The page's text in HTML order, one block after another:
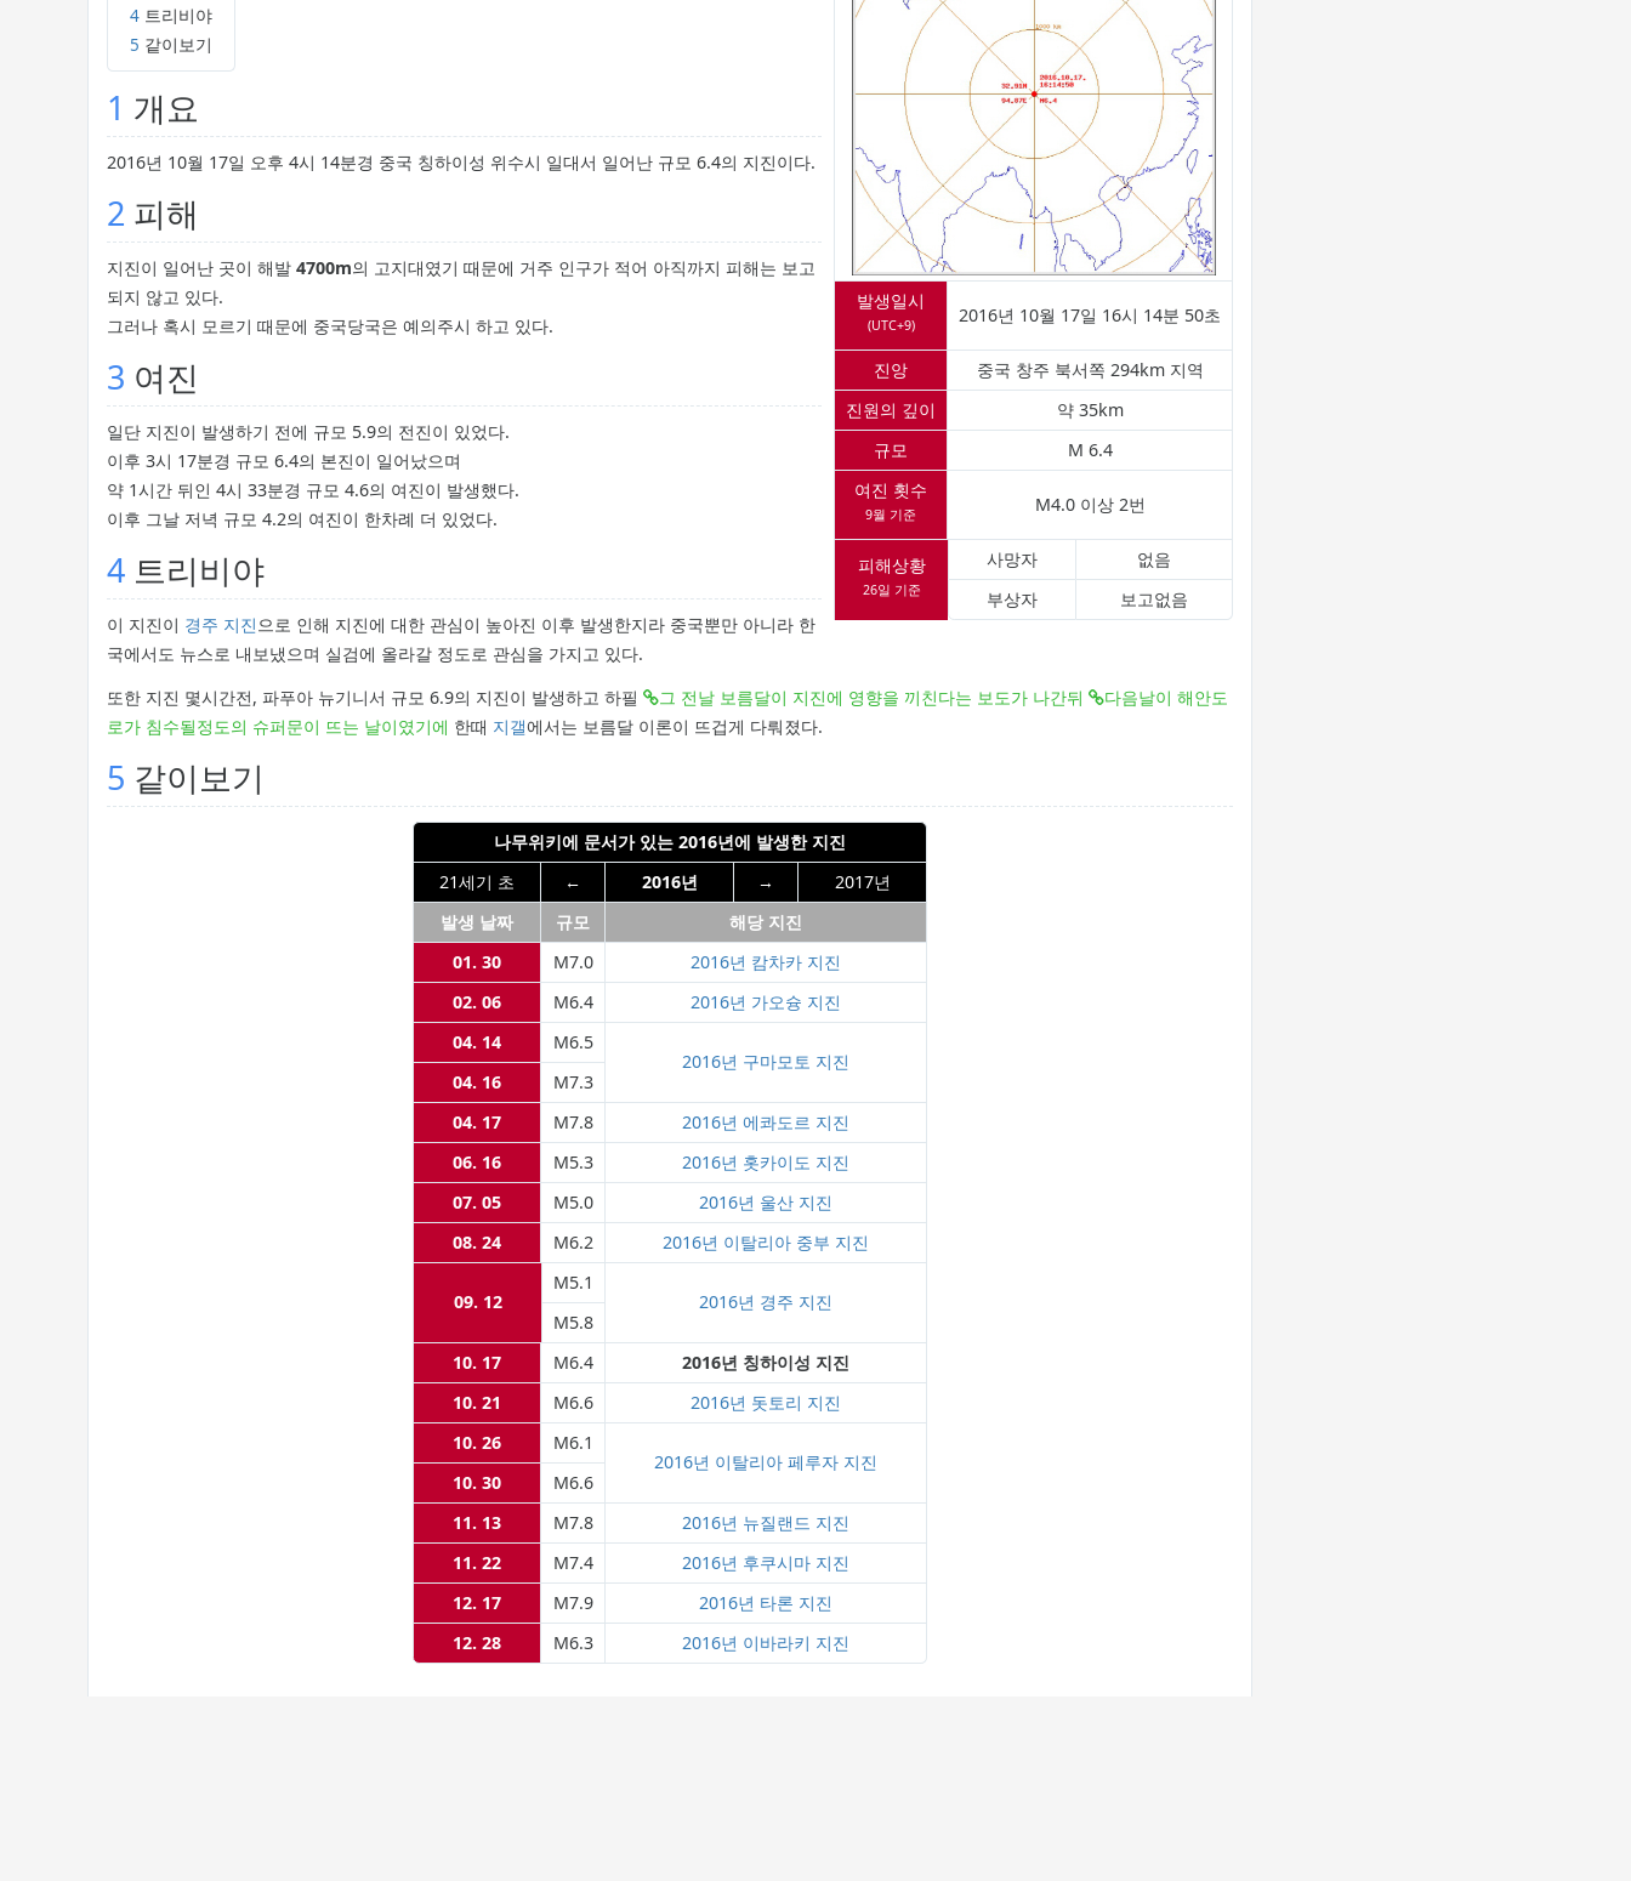
발생일시
(UTC+9) 2016년 10월 17일 16시 14분 50초
진앙
중국 창주 북서쪽 294km 지역
진원의 깊이
약 35km
규모
M 6.4
여진 횟수
9월 기준 M4.0 이상 2번
피해상황
26일 기준
사망자
없음
부상자
보고없음
4 트리비야
5 같이보기
1 개요
2016년 10월 17일 오후 4시 14분경 중국 칭하이성 위수시 일대서 일어난 규모 6.4의 지진이다.
2 피해
지진이 일어난 곳이 해발 4700m의 고지대였기 때문에 거주 인구가 적어 아직까지 피해는 보고
되지 않고 있다.
그러나 혹시 모르기 때문에 중국당국은 예의주시 하고 있다.
3 여진
일단 지진이 발생하기 전에 규모 5.9의 전진이 있었다.
이후 3시 17분경 규모 6.4의 본진이 일어났으며
약 1시간 뒤인 4시 33분경 규모 4.6의 여진이 발생했다.
이후 그날 저녁 규모 4.2의 여진이 한차례 더 있었다.
4 트리비야
이 지진이 경주 지진으로 인해 지진에 대한 관심이 높아진 이후 발생한지라 중국뿐만 아니라 한
국에서도 뉴스로 내보냈으며 실검에 올라갈 정도로 관심을 가지고 있다.
또한 지진 몇시간전, 파푸아 뉴기니서 규모 6.9의 지진이 발생하고 하필
그 전날 보름달이 지진에 영향을 끼친다는 보도가 나간뒤
다음날이 해안도
로가 침수될정도의 슈퍼문이 뜨는 날이였기에 한때 지갤에서는 보름달 이론이 뜨겁게 다뤄졌다.
5 같이보기
나무위키에 문서가 있는 2016년에 발생한 지진
21세기 초
← 2016년 →
2017년
발생 날짜
규모
해당 지진
01. 30
M7.0
2016년 캄차카 지진
02. 06
M6.4
2016년 가오슝 지진
04. 14
M6.5
2016년 구마모토 지진
04. 16
M7.3
04. 17
M7.8
2016년 에콰도르 지진
06. 16
M5.3
2016년 홋카이도 지진
07. 05
M5.0
2016년 울산 지진
08. 24
M6.2 2016년 이탈리아 중부 지진
09. 12
M5.1
2016년 경주 지진
M5.8
10. 17
M6.4
2016년 칭하이성 지진
10. 21
M6.6
2016년 돗토리 지진
10. 26
M6.1
2016년 이탈리아 페루자 지진
10. 30
M6.6
11. 13
M7.8
2016년 뉴질랜드 지진
11. 22
M7.4
2016년 후쿠시마 지진
12. 17
M7.9
2016년 타론 지진
12. 28
M6.3 2016년 이바라키 지진